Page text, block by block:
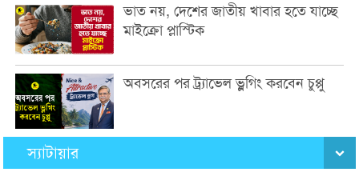
ভাত নয়, দেশের জাতীয় খাবার হতে যাচ্ছে
মাইক্রো প্লাস্টিক
অবসরের পর ট্র্যাভেল ভ্লগিং করবেন চুপ্পু
স্যাটায়ার